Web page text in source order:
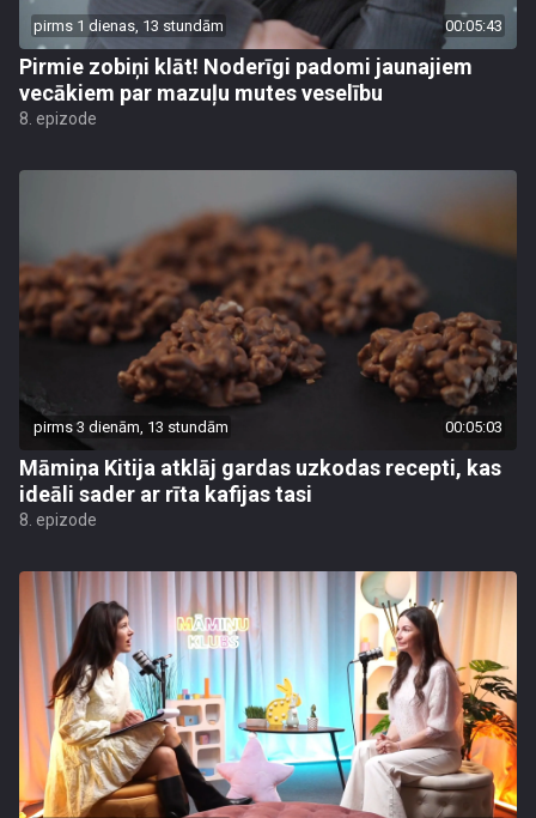
pirms 1 dienas, 13 stundām 00:05:43
Pirmie zobiņi klāt! Noderīgi padomi jaunajiem
vecākiem par mazuļu mutes veselību
8. epizode
pirms 3 dienām, 13 stundām 00:05:03
Māmiņa Kitija atklāj gardas uzkodas recepti, kas
ideāli sader ar rīta kafijas tasi
8. epizode